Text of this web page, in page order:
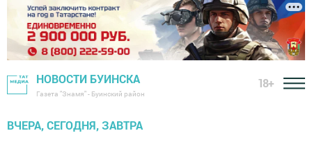
НОВОСТИ БУИНСКА
Газета "Знамя" - Буинский район
18+
ВЧЕРА, СЕГОДНЯ, ЗАВТРА